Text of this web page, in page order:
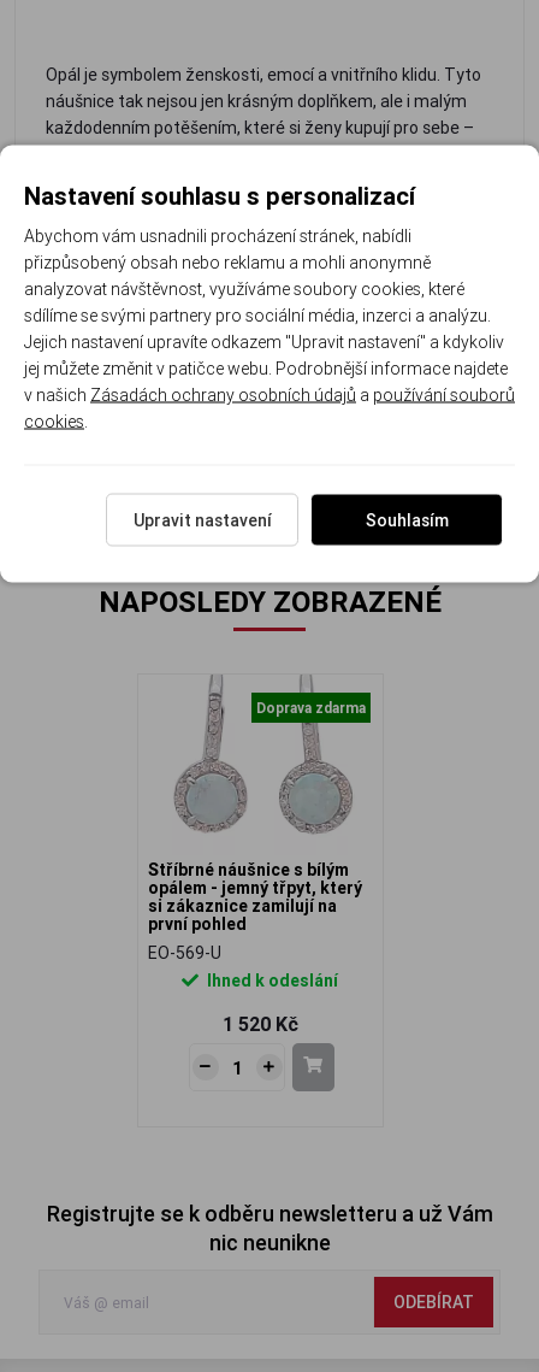
Opál je symbolem ženskosti, emocí a vnitřního klidu. Tyto
náušnice tak nejsou jen krásným doplňkem, ale i malým
každodenním potěšením, které si ženy kupují pro sebe –
stříbro
ryzosti
925/1000
opál s
přirozenými
odlesky
oblíbený
tvar –
univerzální a
snadno
kombinovatelný
zčirých
zirkonů
pro
decentní
třpyt
nošení
Rozměr náušnic: 0.9 cm ( se zapínáním 1.9 cm ) x 0.9 cm
Hmotnost náušnic: 2.9 g.
NAPOSLEDY ZOBRAZENÉ
Doprava zdarma
Stříbrné náušnice s bílým
opálem - jemný třpyt, který
si zákaznice zamilují na
první pohled
EO-569-U
Ihned k odeslání
1 520 Kč
Registrujte se k odběru newsletteru a už Vám
nic neunikne
ODEBÍRAT
Nastavení souhlasu s personalizací
Abychom vám usnadnili procházení stránek, nabídli
přizpůsobený obsah nebo reklamu a mohli anonymně
analyzovat návštěvnost, využíváme soubory cookies, které
sdílíme se svými partnery pro sociální média, inzerci a analýzu.
Jejich nastavení upravíte odkazem "Upravit nastavení" a kdykoliv
jej můžete změnit v patičce webu. Podrobnější informace najdete
v našich Zásadách ochrany osobních údajů a používání souborů
cookies
Upravit nastavení Souhlasím